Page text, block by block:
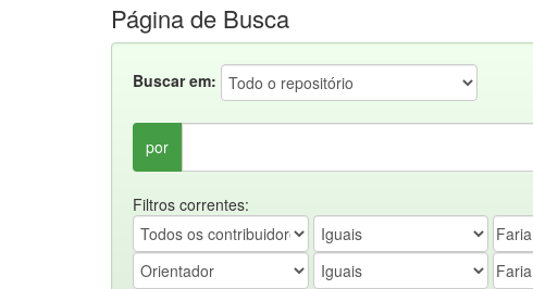
Página de Busca
Buscar em:
por
Filtros correntes: